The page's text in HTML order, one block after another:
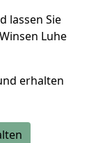
lassen Sie
Luhe
erhalten